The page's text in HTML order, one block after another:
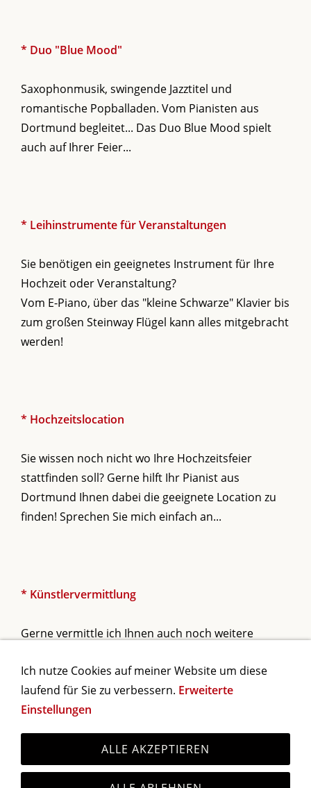
* Duo "Blue Mood"
Saxophonmusik, swingende Jazztitel und
romantische Popballaden. Vom Pianisten aus
Dortmund begleitet... Das Duo Blue Mood spielt
auch auf Ihrer Feier...
* Leihinstrumente für Veranstaltungen
Sie benötigen ein geeignetes Instrument für Ihre
Hochzeit oder Veranstaltung?
Vom E-Piano, über das "kleine Schwarze" Klavier bis
zum großen Steinway Flügel kann alles mitgebracht
werden!
* Hochzeitslocation
Sie wissen noch nicht wo Ihre Hochzeitsfeier
stattfinden soll? Gerne hilft Ihr Pianist aus
Dortmund Ihnen dabei die geeignete Location zu
finden! Sprechen Sie mich einfach an...
* Künstlervermittlung
Gerne vermittle ich Ihnen auch noch weitere
Veranstaltung...
Impressum Datenschutzerklärung
*** ALEXANDER HOELL *** TEL: 0231 - 7003004 ***
Ich nutze Cookies auf meiner Website um diese
laufend für Sie zu verbessern. Erweiterte
Einstellungen
ALLE AKZEPTIEREN